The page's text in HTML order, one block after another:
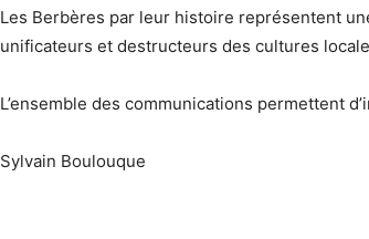
Les Berbères par leur histoire représentent
unificateurs et destructeurs des cultures
L’ensemble des communications permettent
Sylvain Boulouque